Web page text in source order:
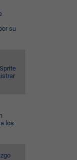
su
los